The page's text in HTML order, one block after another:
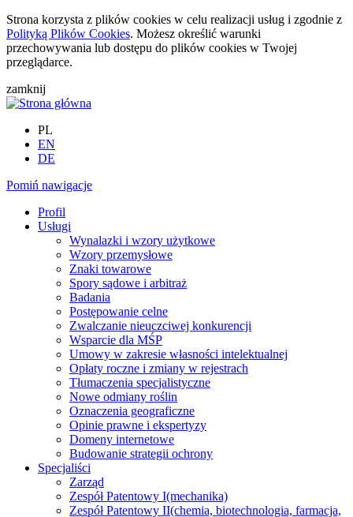
Strona korzysta z plików cookies w celu realizacji usług i zgodnie z
Polityką Plików Cookies. Możesz określić warunki
przechowywania lub dostępu do plików cookies w Twojej
przeglądarce.
zamknij
PL
EN
DE
Pomiń nawigacje
Profil
Usługi
Wynalazki i wzory użytkowe
Wzory przemysłowe
Znaki towarowe
Spory sądowe i arbitraż
Badania
Postępowanie celne
Zwalczanie nieuczciwej konkurencji
Wsparcie dla MŚP
Umowy w zakresie własności intelektualnej
Opłaty roczne i zmiany w rejestrach
Tłumaczenia specjalistyczne
Nowe odmiany roślin
Oznaczenia geograficzne
Opinie prawne i ekspertyzy
Domeny internetowe
Budowanie strategii ochrony
Specjaliści
Zarząd
Zespół Patentowy I(mechanika)
Zespół Patentowy II(chemia, biotechnologia, farmacja,